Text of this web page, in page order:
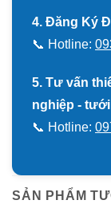
4. Đăng Ký
📞 Hotline:
5. Tư vấn
nghiệp -
📞 Hotline:
SẢN PHẨM